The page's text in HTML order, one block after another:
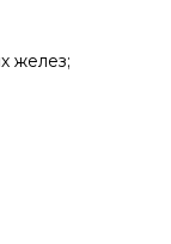
желез;